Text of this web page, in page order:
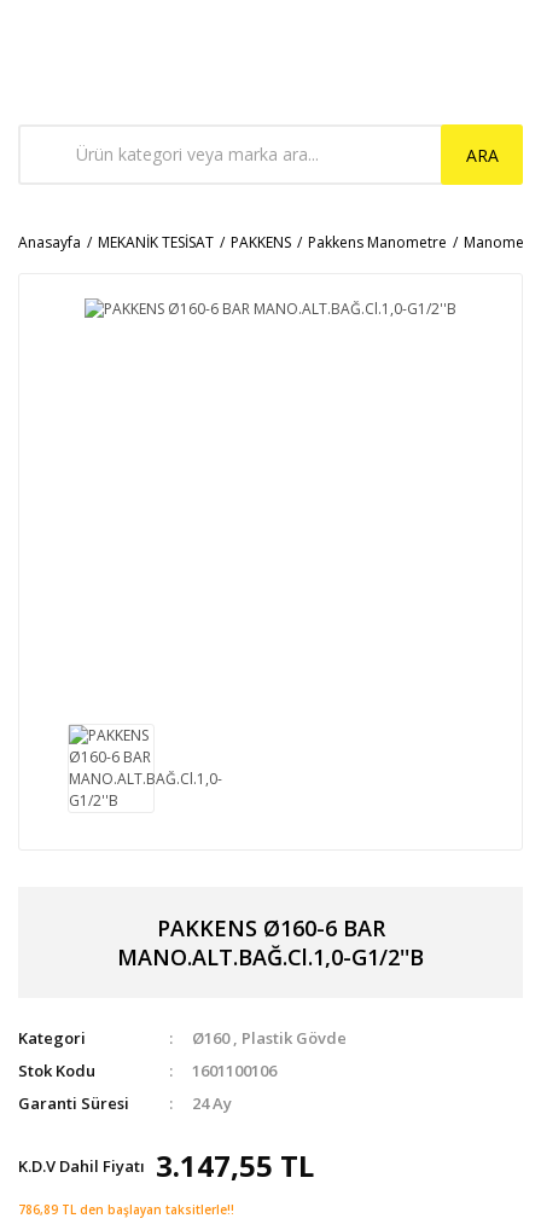
ARA
Anasayfa MEKANİK TESİSAT PAKKENS Pakkens Manometre
PAKKENS Ø160-6 BAR
MANO.ALT.BAĞ.Cl.1,0-G1/2''B
Kategori Ø160 , Plastik Gövde
Stok Kodu
1601100106
Garanti Süresi
24 Ay
K.D.V Dahil Fiyatı 3.147,55 TL
786,89 TL den başlayan taksitlerle!!